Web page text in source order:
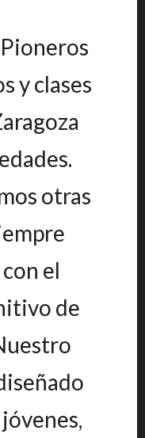
y clases
otras
el
de